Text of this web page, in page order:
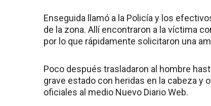
Enseguida llamó a la Policía y los
de la zona. Allí encontraron a la víctima
por lo que rápidamente solicitaron una
Poco después trasladaron al hombre
grave estado con heridas en la cabeza
oficiales al medio Nuevo Diario Web.